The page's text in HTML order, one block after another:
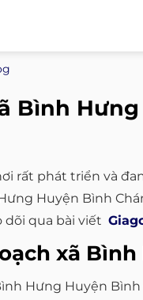
Bình
rất phát triển và
Huyện Bình
dõi qua bài viết
xã
Hưng Huyện